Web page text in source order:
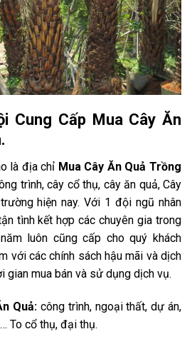
Cung Cấp Mua Cây Ăn
là địa chỉ Mua Cây Ăn Quả Trồng
trình, cây cổ thụ, cây ăn quả, Cây
hiện nay. Với 1 đội ngũ nhân
tình kết hợp các chuyên gia trong
luôn cũng cấp cho quý khách
với các chính sách hậu mãi và dịch
gian mua bán và sử dụng dịch vụ.
Quả: công trình, ngoại thất, dự án,
To cổ thụ, đại thụ.